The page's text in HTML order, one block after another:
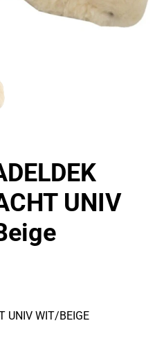
UNIV
UNIV WIT/BEIGE